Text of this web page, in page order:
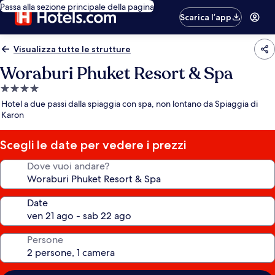
Passa alla sezione principale della pagina
Scarica l’app
Visualizza tutte le strutture
Woraburi Phuket Resort & Spa
Struttura
a
4.0
stelle
Hotel a due passi dalla spiaggia con spa, non lontano da Spiaggia di
Karon
Scegli le date per vedere i prezzi
Dove vuoi andare?
Date
Persone